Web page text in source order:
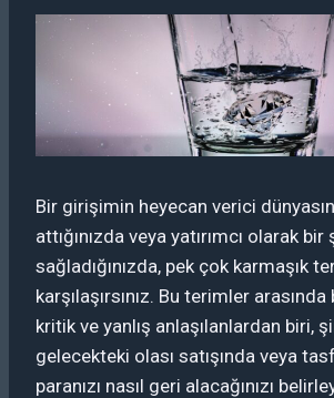
Bir girişimin heyecan verici
attığınızda veya yatırımcı olarak
sağladığınızda, pek çok karmaşık
karşılaşırsınız. Bu terimler
kritik ve yanlış anlaşılanlardan biri,
gelecekteki olası satışında veya
paranızı nasıl geri alacağınızı